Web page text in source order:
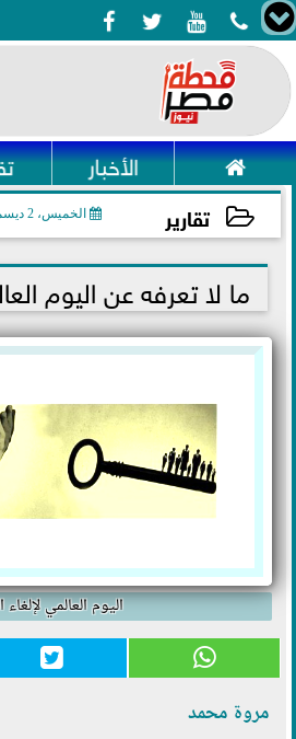
   
 الأخبار
تقارير الخميس، 2 ديسمبر 2021
2021-12-02 15:36:53
ما لا تعرفه عن اليوم
اليوم العالمي لإلغاء
مروة محمد